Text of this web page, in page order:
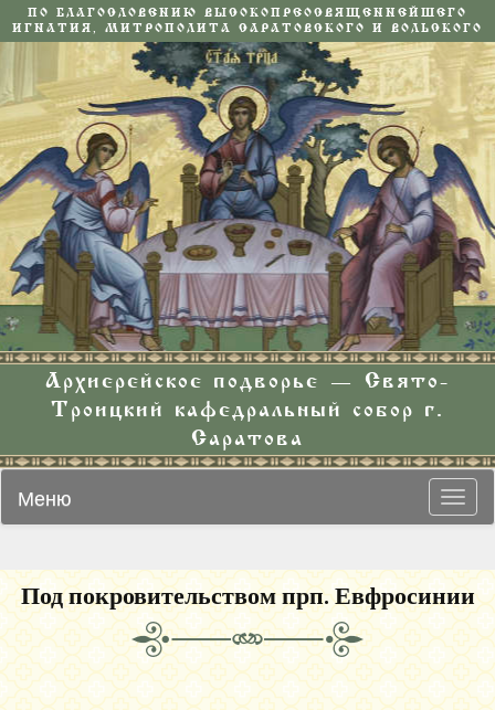
ПО БЛАГОСЛОВЕНИЮ ВЫСОКОПРЕОСВЯЩЕННЕЙШЕГО
ИГНАТИЯ, МИТРОПОЛИТА САРАТОВСКОГО И ВОЛЬСКОГО
Архиерейское подворье — Свято-
Троицкий кафедральный собор г.
Саратова
Меню
Под покровительством прп. Евфросинии